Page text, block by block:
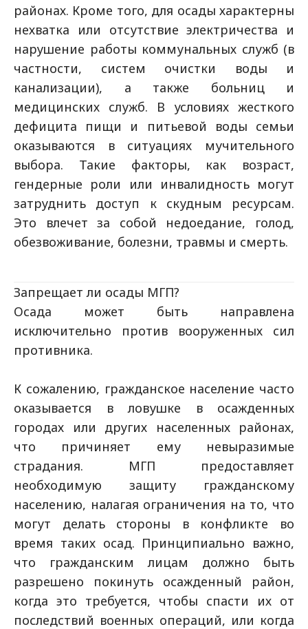
районах. Кроме того, для осады характерны
нехватка или отсутствие электричества и
нарушение работы коммунальных служб (в
частности, систем очистки воды и
канализации), а также больниц и
медицинских служб. В условиях жесткого
дефицита пищи и питьевой воды семьи
оказываются в ситуациях мучительного
выбора. Такие факторы, как возраст,
гендерные роли или инвалидность могут
затруднить доступ к скудным ресурсам.
Это влечет за собой недоедание, голод,
обезвоживание, болезни, травмы и смерть.
Запрещает ли осады МГП?
Осада может быть направлена
исключительно против вооруженных сил
противника.
К сожалению, гражданское население часто
оказывается в ловушке в осажденных
городах или других населенных районах,
что причиняет ему невыразимые
страдания. МГП предоставляет
необходимую защиту гражданскому
населению, налагая ограничения на то, что
могут делать стороны в конфликте во
время таких осад. Принципиально важно,
что гражданским лицам должно быть
разрешено покинуть осажденный район,
когда это требуется, чтобы спасти их от
последствий военных операций, или когда